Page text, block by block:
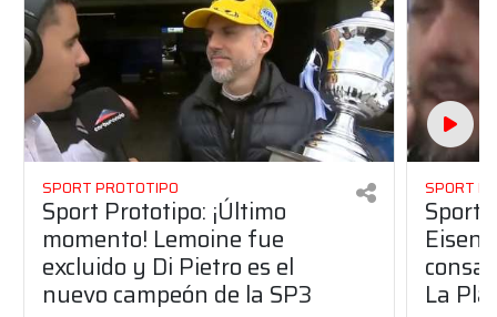
SPORT PROTOTIPO
Sport Prototipo: ¡Último
momento! Lemoine fue
excluido y Di Pietro es el
nuevo campeón de la SP3
SPORT
Sport
La